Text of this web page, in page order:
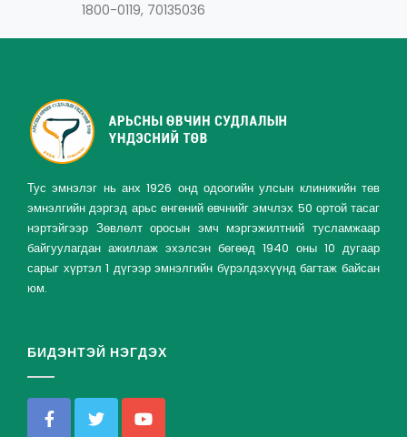
1800-0119, 70135036
Тус эмнэлэг нь анх 1926 онд одоогийн улсын клиникийн төв
эмнэлгийн дэргэд арьс өнгөний өвчнийг эмчлэх 50 ортой тасаг
нэртэйгээр Зөвлөлт оросын эмч мэргэжилтний тусламжаар
байгуулагдан ажиллаж эхэлсэн бөгөөд 1940 оны 10 дугаар
сарыг хүртэл 1 дүгээр эмнэлгийн бүрэлдэхүүнд багтаж байсан
юм.
БИДЭНТЭЙ НЭГДЭХ